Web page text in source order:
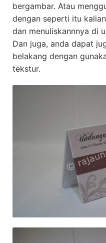
bergambar. Atau
dengan seperti itu
dan menuliskannnya di
Dan juga, anda dapat
belakang dengan
tekstur.